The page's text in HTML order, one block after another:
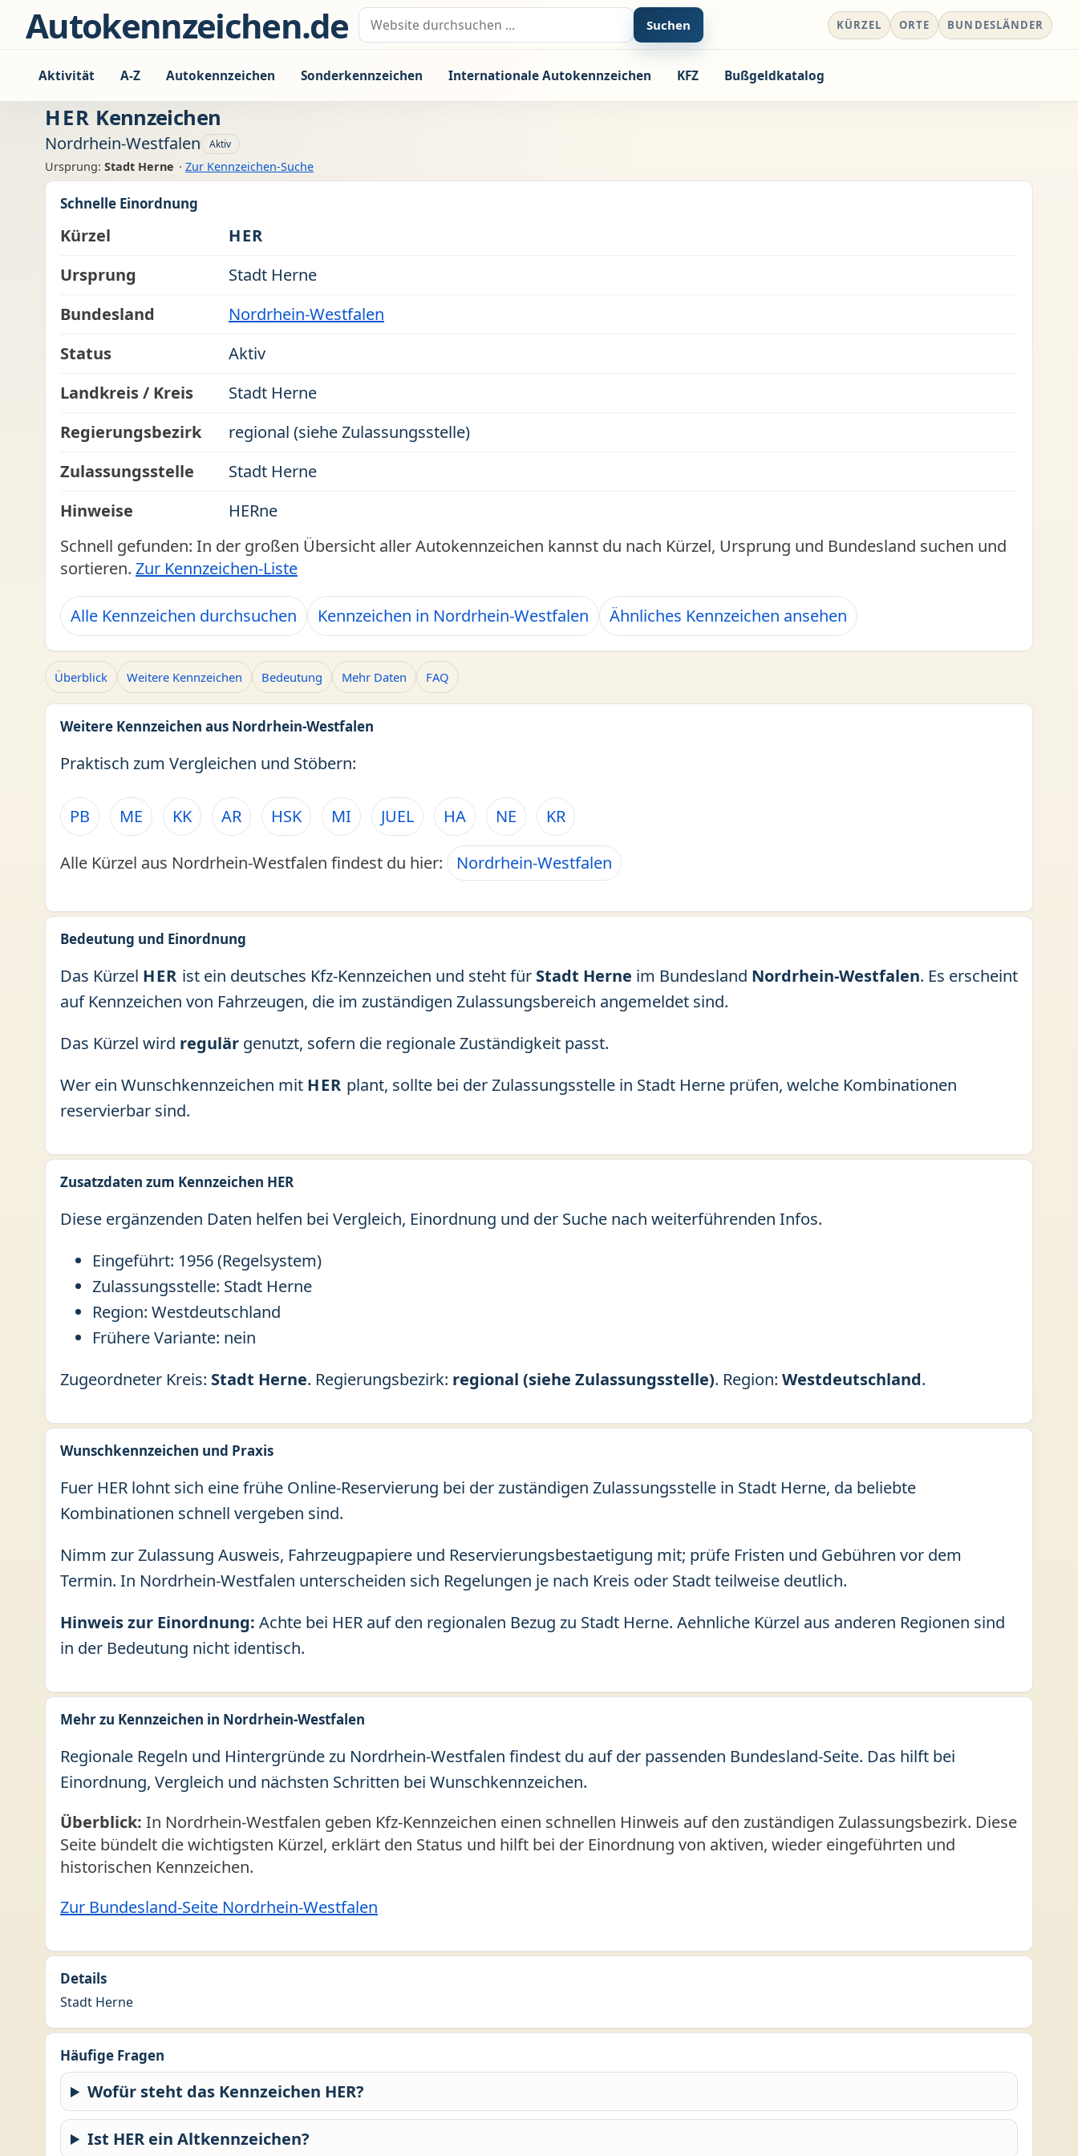
Zum Inhalt springen
Autokennzeichen.de Suche nach: Suchen KÜRZEL ORTE BUNDESLÄNDER
Aktivität A-Z Autokennzeichen Sonderkennzeichen Internationale Autokennzeichen KFZ Bußgeldkatalog
HER Kennzeichen
Nordrhein-Westfalen Aktiv
Ursprung: Stadt Herne · Zur Kennzeichen-Suche
Schnelle Einordnung
Kürzel
HER
Ursprung
Stadt Herne
Bundesland
Nordrhein-Westfalen
Status
Aktiv
Landkreis / Kreis
Stadt Herne
Regierungsbezirk
regional (siehe Zulassungsstelle)
Zulassungsstelle
Stadt Herne
Hinweise
HERne
Schnell gefunden: In der großen Übersicht aller Autokennzeichen kannst du nach Kürzel, Ursprung und Bundesland suchen und
sortieren. Zur Kennzeichen-Liste
Alle Kennzeichen durchsuchen Kennzeichen in Nordrhein-Westfalen Ähnliches Kennzeichen ansehen
Überblick Weitere Kennzeichen Bedeutung Mehr Daten FAQ
Weitere Kennzeichen aus Nordrhein-Westfalen
Praktisch zum Vergleichen und Stöbern:
PB ME KK AR HSK MI JUEL HA NE KR
Alle Kürzel aus Nordrhein-Westfalen findest du hier: Nordrhein-Westfalen
Bedeutung und Einordnung
Das Kürzel HER ist ein deutsches Kfz-Kennzeichen und steht für Stadt Herne im Bundesland Nordrhein-Westfalen. Es erscheint
auf Kennzeichen von Fahrzeugen, die im zuständigen Zulassungsbereich angemeldet sind.
Das Kürzel wird regulär genutzt, sofern die regionale Zuständigkeit passt.
Wer ein Wunschkennzeichen mit HER plant, sollte bei der Zulassungsstelle in Stadt Herne prüfen, welche Kombinationen
reservierbar sind.
Zusatzdaten zum Kennzeichen HER
Diese ergänzenden Daten helfen bei Vergleich, Einordnung und der Suche nach weiterführenden Infos.
Eingeführt: 1956 (Regelsystem)
Zulassungsstelle: Stadt Herne
Region: Westdeutschland
Frühere Variante: nein
Zugeordneter Kreis: Stadt Herne. Regierungsbezirk: regional (siehe Zulassungsstelle). Region: Westdeutschland.
Wunschkennzeichen und Praxis
Fuer HER lohnt sich eine frühe Online-Reservierung bei der zuständigen Zulassungsstelle in Stadt Herne, da beliebte
Kombinationen schnell vergeben sind.
Nimm zur Zulassung Ausweis, Fahrzeugpapiere und Reservierungsbestaetigung mit; prüfe Fristen und Gebühren vor dem
Termin. In Nordrhein-Westfalen unterscheiden sich Regelungen je nach Kreis oder Stadt teilweise deutlich.
Hinweis zur Einordnung: Achte bei HER auf den regionalen Bezug zu Stadt Herne. Aehnliche Kürzel aus anderen Regionen sind
in der Bedeutung nicht identisch.
Mehr zu Kennzeichen in Nordrhein-Westfalen
Regionale Regeln und Hintergründe zu Nordrhein-Westfalen findest du auf der passenden Bundesland-Seite. Das hilft bei
Einordnung, Vergleich und nächsten Schritten bei Wunschkennzeichen.
Überblick: In Nordrhein-Westfalen geben Kfz-Kennzeichen einen schnellen Hinweis auf den zuständigen Zulassungsbezirk. Diese
Seite bündelt die wichtigsten Kürzel, erklärt den Status und hilft bei der Einordnung von aktiven, wieder eingeführten und
historischen Kennzeichen.
Zur Bundesland-Seite Nordrhein-Westfalen
Details
Stadt Herne
Häufige Fragen
Wofür steht das Kennzeichen HER?
Ist HER ein Altkennzeichen?